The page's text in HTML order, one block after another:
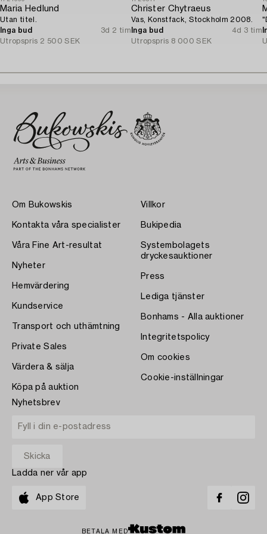
Maria Hedlund
Utan titel.
Inga bud
3d 2 tim
Utropspris 2 500 SEK
Christer Chytraeus
Vas, Konstfack, Stockholm 2008.
Inga bud
4d 3 tim
Utropspris 8 000 SEK
Om Bukowskis
Kontakta våra specialister
Våra Fine Art-resultat
Nyheter
Hemvärdering
Kundservice
Transport och uthämtning
Private Sales
Värdera & sälja
Köpa på auktion
Villkor
Bukipedia
Systembolagets
dryckesauktioner
Press
Lediga tjänster
Bonhams - Alla auktioner
Integritetspolicy
Om cookies
Cookie-inställningar
Nyhetsbrev
Ladda ner vår app
App Store
BETALA MED